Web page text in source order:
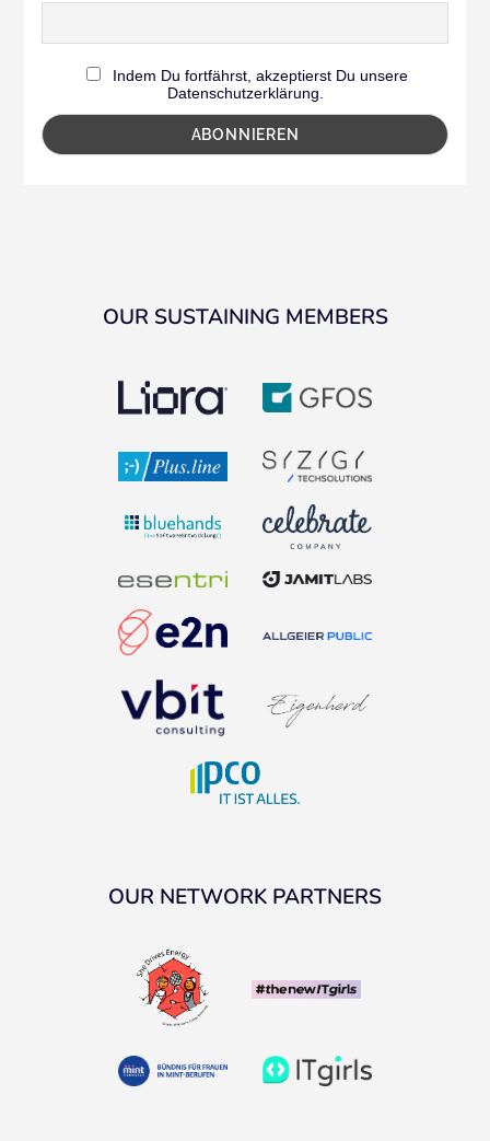
Indem Du fortfährst, akzeptierst Du unsere
Datenschutzerklärung.
OUR SUSTAINING MEMBERS
OUR NETWORK PARTNERS